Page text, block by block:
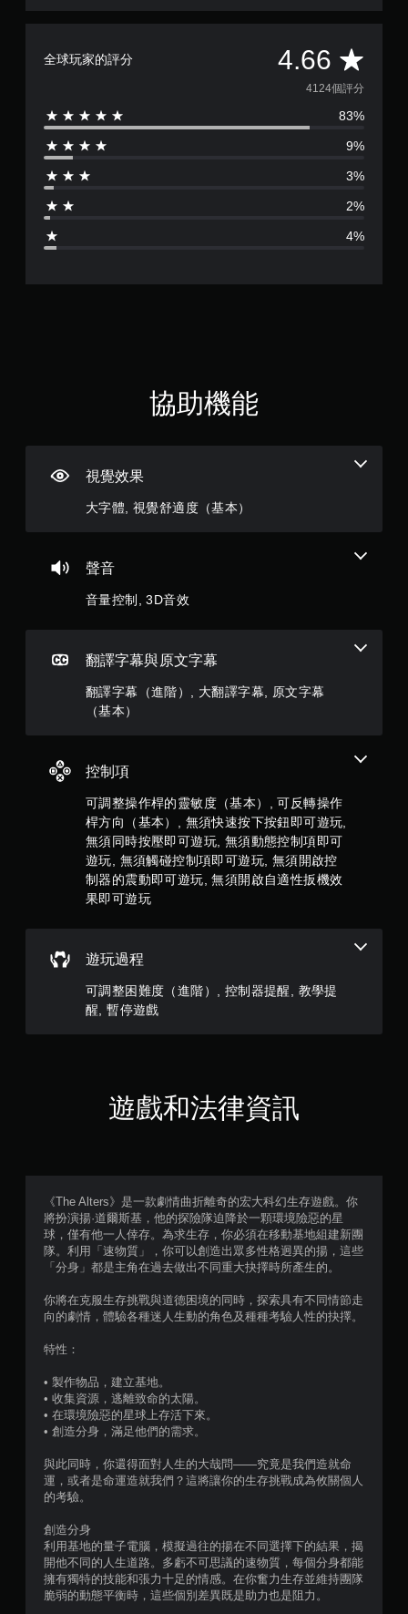
全球玩家的評分 4.66 平
均
評
分
6
滿
5
顆
）
4
2
4
則
分
4124個評分
83%
9%
3%
2%
4%
協助機能
視覺效果
大字體, 視覺舒適度（基本）
聲音
音量控制, 3D音效
翻譯字幕與原文字幕
翻譯字幕（進階）, 大翻譯字幕, 原文字幕
（基本）
控制項
可調整操作桿的靈敏度（基本）, 可反轉操作
桿方向（基本）, 無須快速按下按鈕即可遊玩,
無須同時按壓即可遊玩, 無須動態控制項即可
遊玩, 無須觸碰控制項即可遊玩, 無須開啟控
制器的震動即可遊玩, 無須開啟自適性扳機效
果即可遊玩
遊
遊
無
須
控
制
項
，
即
可
玩
戲
無
開
啟
器
的
震
動
即
可
遊
玩
可
以
在
不
開
啟
控
饋
情
況
下
，
遊
玩
遊
戲
無
須
開
啟
自
適
效
果
即
可
遊玩過程
可調整困難度（進階）, 控制器提醒, 教學提
醒, 暫停遊戲
遊戲和法律資訊
《The Alters》是一款劇情曲折離奇的宏大科幻生存遊戲。你
將扮演揚·道爾斯基，他的探險隊迫降於一顆環境險惡的星
球，僅有他一人倖存。為求生存，你必須在移動基地組建新團
隊。利用「速物質」，你可以創造出眾多性格迥異的揚，這些
「分身」都是主角在過去做出不同重大抉擇時所產生的。
你將在克服生存挑戰與道德困境的同時，探索具有不同情節走
向的劇情，體驗各種迷人生動的角色及種種考驗人性的抉擇。
特性：
• 製作物品，建立基地。
• 收集資源，逃離致命的太陽。
• 在環境險惡的星球上存活下來。
• 創造分身，滿足他們的需求。
與此同時，你還得面對人生的大哉問——究竟是我們造就命
運，或者是命運造就我們？這將讓你的生存挑戰成為攸關個人
的考驗。
創造分身
利用基地的量子電腦，模擬過往的揚在不同選擇下的結果，揭
開他不同的人生道路。多虧不可思議的速物質，每個分身都能
擁有獨特的技能和張力十足的情感。在你奮力生存並維持團隊
脆弱的動態平衡時，這些個別差異既是助力也是阻力。